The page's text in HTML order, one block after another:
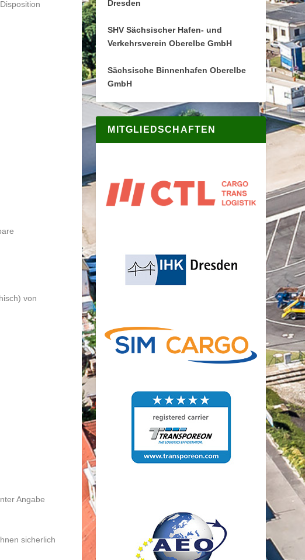
von
Angabe
sicherlich
Dresden
SHV Sächsischer Hafen- und
Verkehrsverein Oberelbe GmbH
Sächsische Binnenhafen Oberelbe
GmbH
MITGLIEDSCHAFTEN